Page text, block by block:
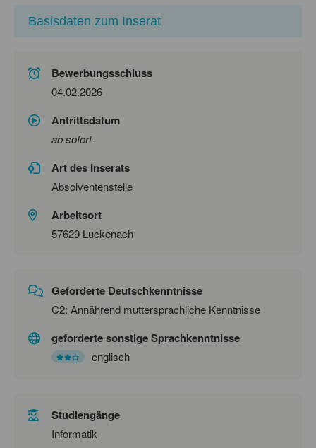
Basisdaten zum Inserat
Bewerbungsschluss
04.02.2026
Antrittsdatum
ab sofort
Art des Inserats
Absolventenstelle
Arbeitsort
57629 Luckenach
Geforderte Deutschkenntnisse
C2: Annährend muttersprachliche Kenntnisse
geforderte sonstige Sprachkenntnisse
englisch
Studiengänge
Informatik